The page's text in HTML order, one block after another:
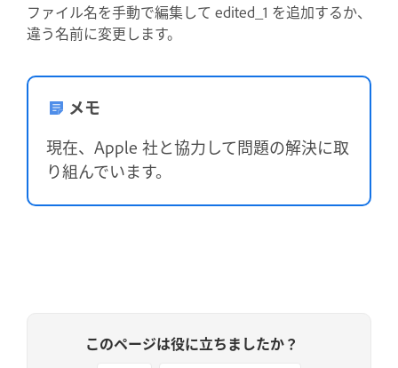
ファイル名を手動で編集して edited_1 を追加するか、
違う名前に変更します。
メモ
現在、Apple 社と協力して問題の解決に取
り組んでいます。
このページは役に立ちましたか？